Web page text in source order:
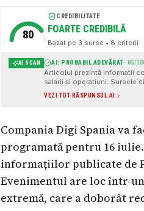
80
CREDIBILITATE
FOARTE CREDIBILĂ
Bazat pe 3 surse • 8 criterii
AI SCAN AI: PROBABIL ADEVĂRAT· 85/
Articolul prezintă informații
salarii și operațiuni. Sursele
de asemenea, un ton neutru
VEZI TOT RĂSPUNSUL AI
Compania Digi Spania va
programată pentru 16
informațiilor publicate de
Evenimentul are loc într-
extremă, care a doborât